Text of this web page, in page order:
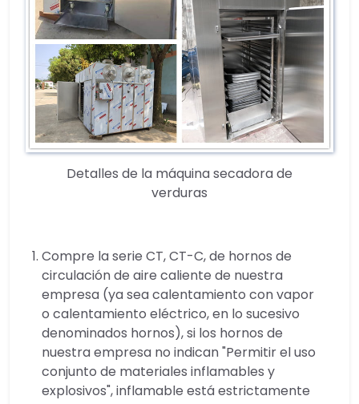
Detalles de la máquina secadora de
verduras
Compre la serie CT, CT-C, de hornos de
circulación de aire caliente de nuestra
empresa (ya sea calentamiento con vapor
o calentamiento eléctrico, en lo sucesivo
denominados hornos), si los hornos de
nuestra empresa no indican "Permitir el uso
conjunto de materiales inflamables y
explosivos", inflamable está estrictamente